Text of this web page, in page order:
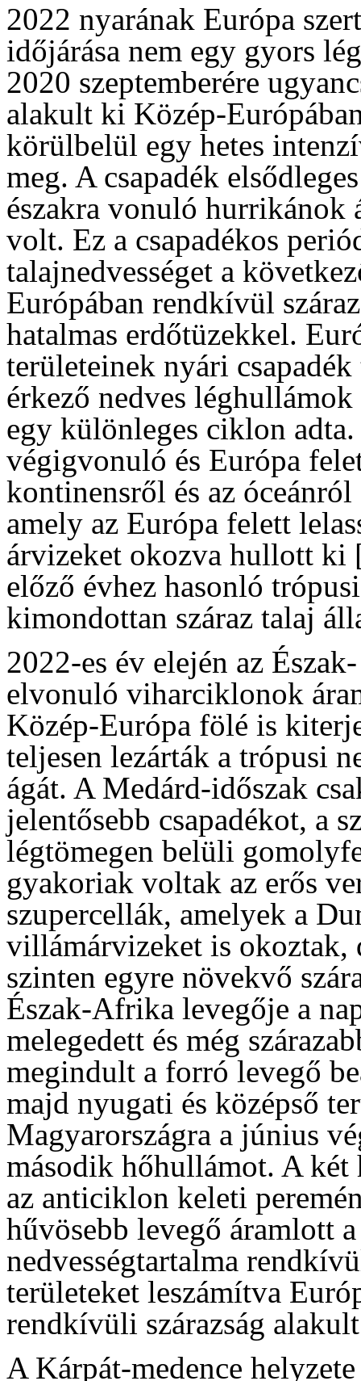
2022 nyarának Európa
időjárása nem egy gyors
2020 szeptemberére
alakult ki Közép-
körülbelül egy hetes
meg. A csapadék
északra vonuló hurrikánok
volt. Ez a csapadékos
talajnedvességet a
Európában rendkívül
hatalmas erdőtüzekkel.
területeinek nyári csapadék
érkező nedves
egy különleges ciklon
végigvonuló és Európa
kontinensről és az
amely az Európa felett
árvizeket okozva hullott ki
előző évhez hasonló
kimondottan száraz talaj
2022-es év elején az
elvonuló viharciklonok
Közép-Európa fölé is
teljesen lezárták a trópusi
ágát. A Medárd-időszak
jelentősebb csapadékot, a
légtömegen belüli
gyakoriak voltak az erős
szupercellák, amelyek a
villámárvizeket is okoztak,
szinten egyre növekvő
Észak-Afrika levegője a
melegedett és még
megindult a forró levegő
majd nyugati és középső
Magyarországra a június
második hőhullámot. A
az anticiklon keleti
hűvösebb levegő áramlott
nedvességtartalma
területeket leszámítva
rendkívüli szárazság
A Kárpát-medence